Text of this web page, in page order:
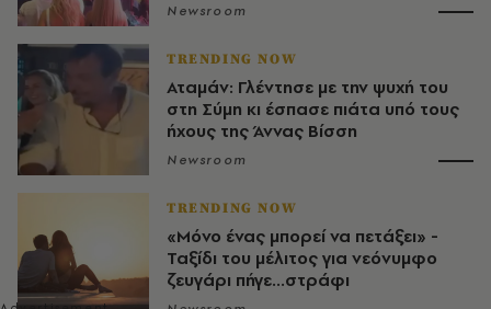
Newsroom
TRENDING NOW
Αταμάν: Γλέντησε με την ψυχή του
στη Σύμη κι έσπασε πιάτα υπό τους
ήχους της Άννας Βίσση
Newsroom
TRENDING NOW
«Μόνο ένας μπορεί να πετάξει» -
Ταξίδι του μέλιτος για νεόνυμφο
ζευγάρι πήγε...στράφι